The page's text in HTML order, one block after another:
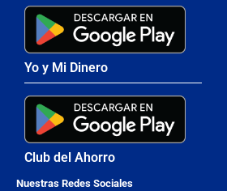
Yo y Mi Dinero
Club del Ahorro
Nuestras Redes Sociales